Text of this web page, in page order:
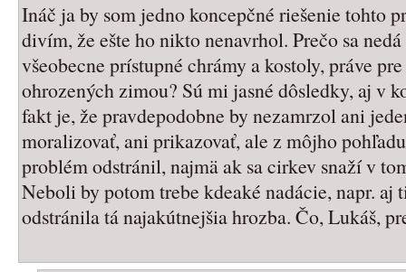
Ináč ja by som jedno koncepčné riešenie tohto
divím, že ešte ho nikto nenavrhol. Prečo sa
všeobecne prístupné chrámy a kostoly, práve
ohrozených zimou? Sú mi jasné dôsledky, aj v
fakt je, že pravdepodobne by nezamrzol ani
moralizovať, ani prikazovať, ale z môjho
problém odstránil, najmä ak sa cirkev snaží v
Neboli by potom trebe kdeaké nadácie, napr. aj
odstránila tá najakútnejšia hrozba. Čo, Lukáš,